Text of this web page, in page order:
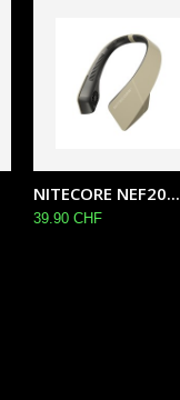
NITECORE NEF20...
39.90 CHF